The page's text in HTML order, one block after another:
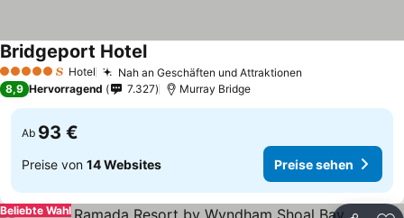
5 Sterne Hotel Nah an Geschäften und Attraktionen
Bridgeport Hotel
8,9 Hervorragend 7.327 Murray Bridge
Ab 93 €
Preise von 14 Websites Preise sehen
Beliebte Wahl